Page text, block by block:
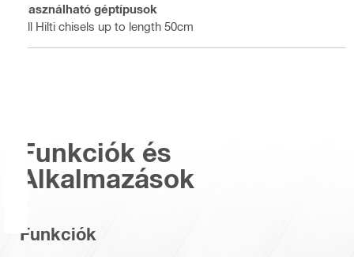
Használható géptípusok
All Hilti chisels up to length 50cm
Funkciók és
Alkalmazások
Funkciók